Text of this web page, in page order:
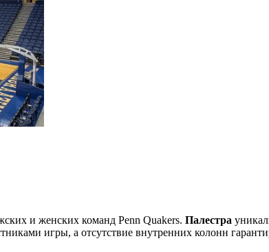
и женских команд Penn Quakers. Палестра
игры, а отсутствие внутренних колонн